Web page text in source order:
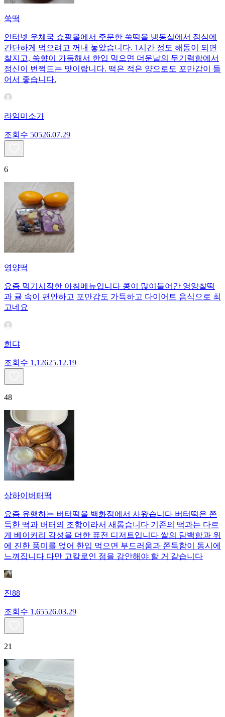
쑥떡
인터넷 우체국 쇼핑몰에서 주문한 쑥떡을 냉동실에서 점심에
간단하게 먹으려고 꺼내 놓았습니다. 1시간 정도 해동이 되면
찰지고, 쑥향이 가득해서 한입 먹으면 더운날의 무기력함에서
정신이 번쩍드는 맛이랍니다. 떡은 적은 양으로도 포만감이 들
어서 좋습니다.
라임미소가
조회수 50526.07.29
6
영양떡
요즘 먹기시작한 아침메뉴입니다 콩이 많이들어간 영양찰떡
과 귤 속이 편안하고 포만감도 가득하고 다이어트 음식으로 최
고네요
희댜
조회수 1,12625.12.19
48
상하이버터떡
요즘 유행하는 버터떡을 백화점에서 사왔습니다 버터떡은 쫀
득한 떡과 버터의 조합이라서 새롭습니다 기존의 떡과는 다르
게 베이커리 감성을 더한 퓨전 디저트입니다 쌀의 담백함과 위
에 진한 풍미를 얹어 한입 먹으면 부드러움과 쫀득함이 동시에
느껴집니다 다만 고칼로인 점을 감안해야 할 거 같습니다
진88
조회수 1,65526.03.29
21